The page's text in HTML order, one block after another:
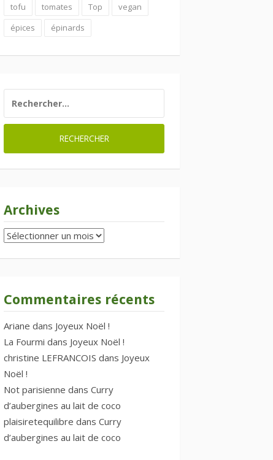
tofu
tomates Top
vegan
épices
épinards
Archives
Archives
Commentaires récents
Ariane dans Joyeux Noël !
La Fourmi dans Joyeux Noël !
christine LEFRANCOIS dans Joyeux
Noël !
Not parisienne dans Curry
d’aubergines au lait de coco
plaisiretequilibre dans Curry
d’aubergines au lait de coco